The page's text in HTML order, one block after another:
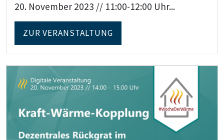
20. November 2023 // 11:00-12:00 Uhr...
ZUR VERANSTALTUNG
Teaser: Digitale Veranstaltung